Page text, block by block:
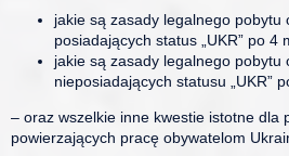
jakie są zasady legalnego pobytu
posiadających status „UKR” po 4
jakie są zasady legalnego pobytu
nieposiadających statusu „UKR”
– oraz wszelkie inne kwestie istotne dla
powierzających pracę obywatelom